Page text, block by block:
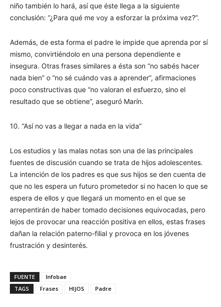
niño también lo hará, así que éste llega a la siguiente
conclusión: “¿Para qué me voy a esforzar la próxima vez?”.
Además, de esta forma el padre le impide que aprenda por sí
mismo, convirtiéndolo en una persona dependiente e
insegura. Otras frases similares a ésta son “no sabés hacer
nada bien” o “no sé cuándo vas a aprender”, afirmaciones
poco constructivas que “no valoran el esfuerzo, sino el
resultado que se obtiene”, aseguró Marín.
10. “Así no vas a llegar a nada en la vida”
Los estudios y las malas notas son una de las principales
fuentes de discusión cuando se trata de hijos adolescentes.
La intención de los padres es que sus hijos se den cuenta de
que no les espera un futuro prometedor si no hacen lo que se
espera de ellos y que llegará un momento en el que se
arrepentirán de haber tomado decisiones equivocadas, pero
lejos de provocar una reacción positiva en ellos, estas frases
dañan la relación paterno-filial y provoca en los jóvenes
frustración y desinterés.
FUENTE
Infobae
TAGS
Frases HIJOS Padre